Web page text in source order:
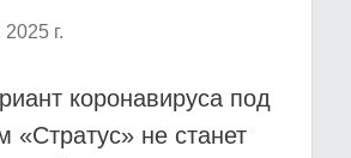
г.
коронавируса под
«Стратус» не станет